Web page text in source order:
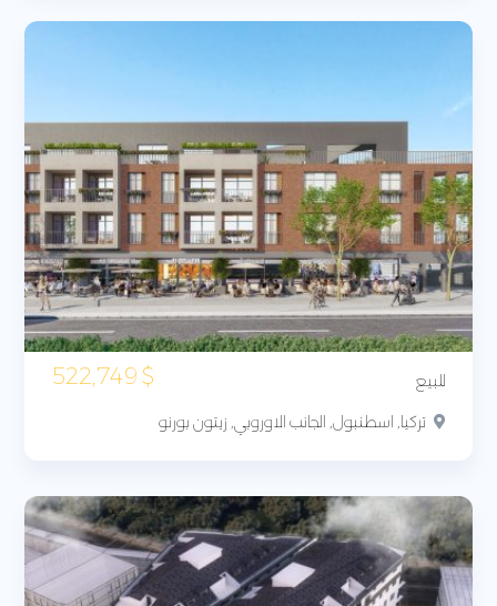
للبيع $
تركيا, اسطنبول, الجانب الاوروبي, زيتون بورنو